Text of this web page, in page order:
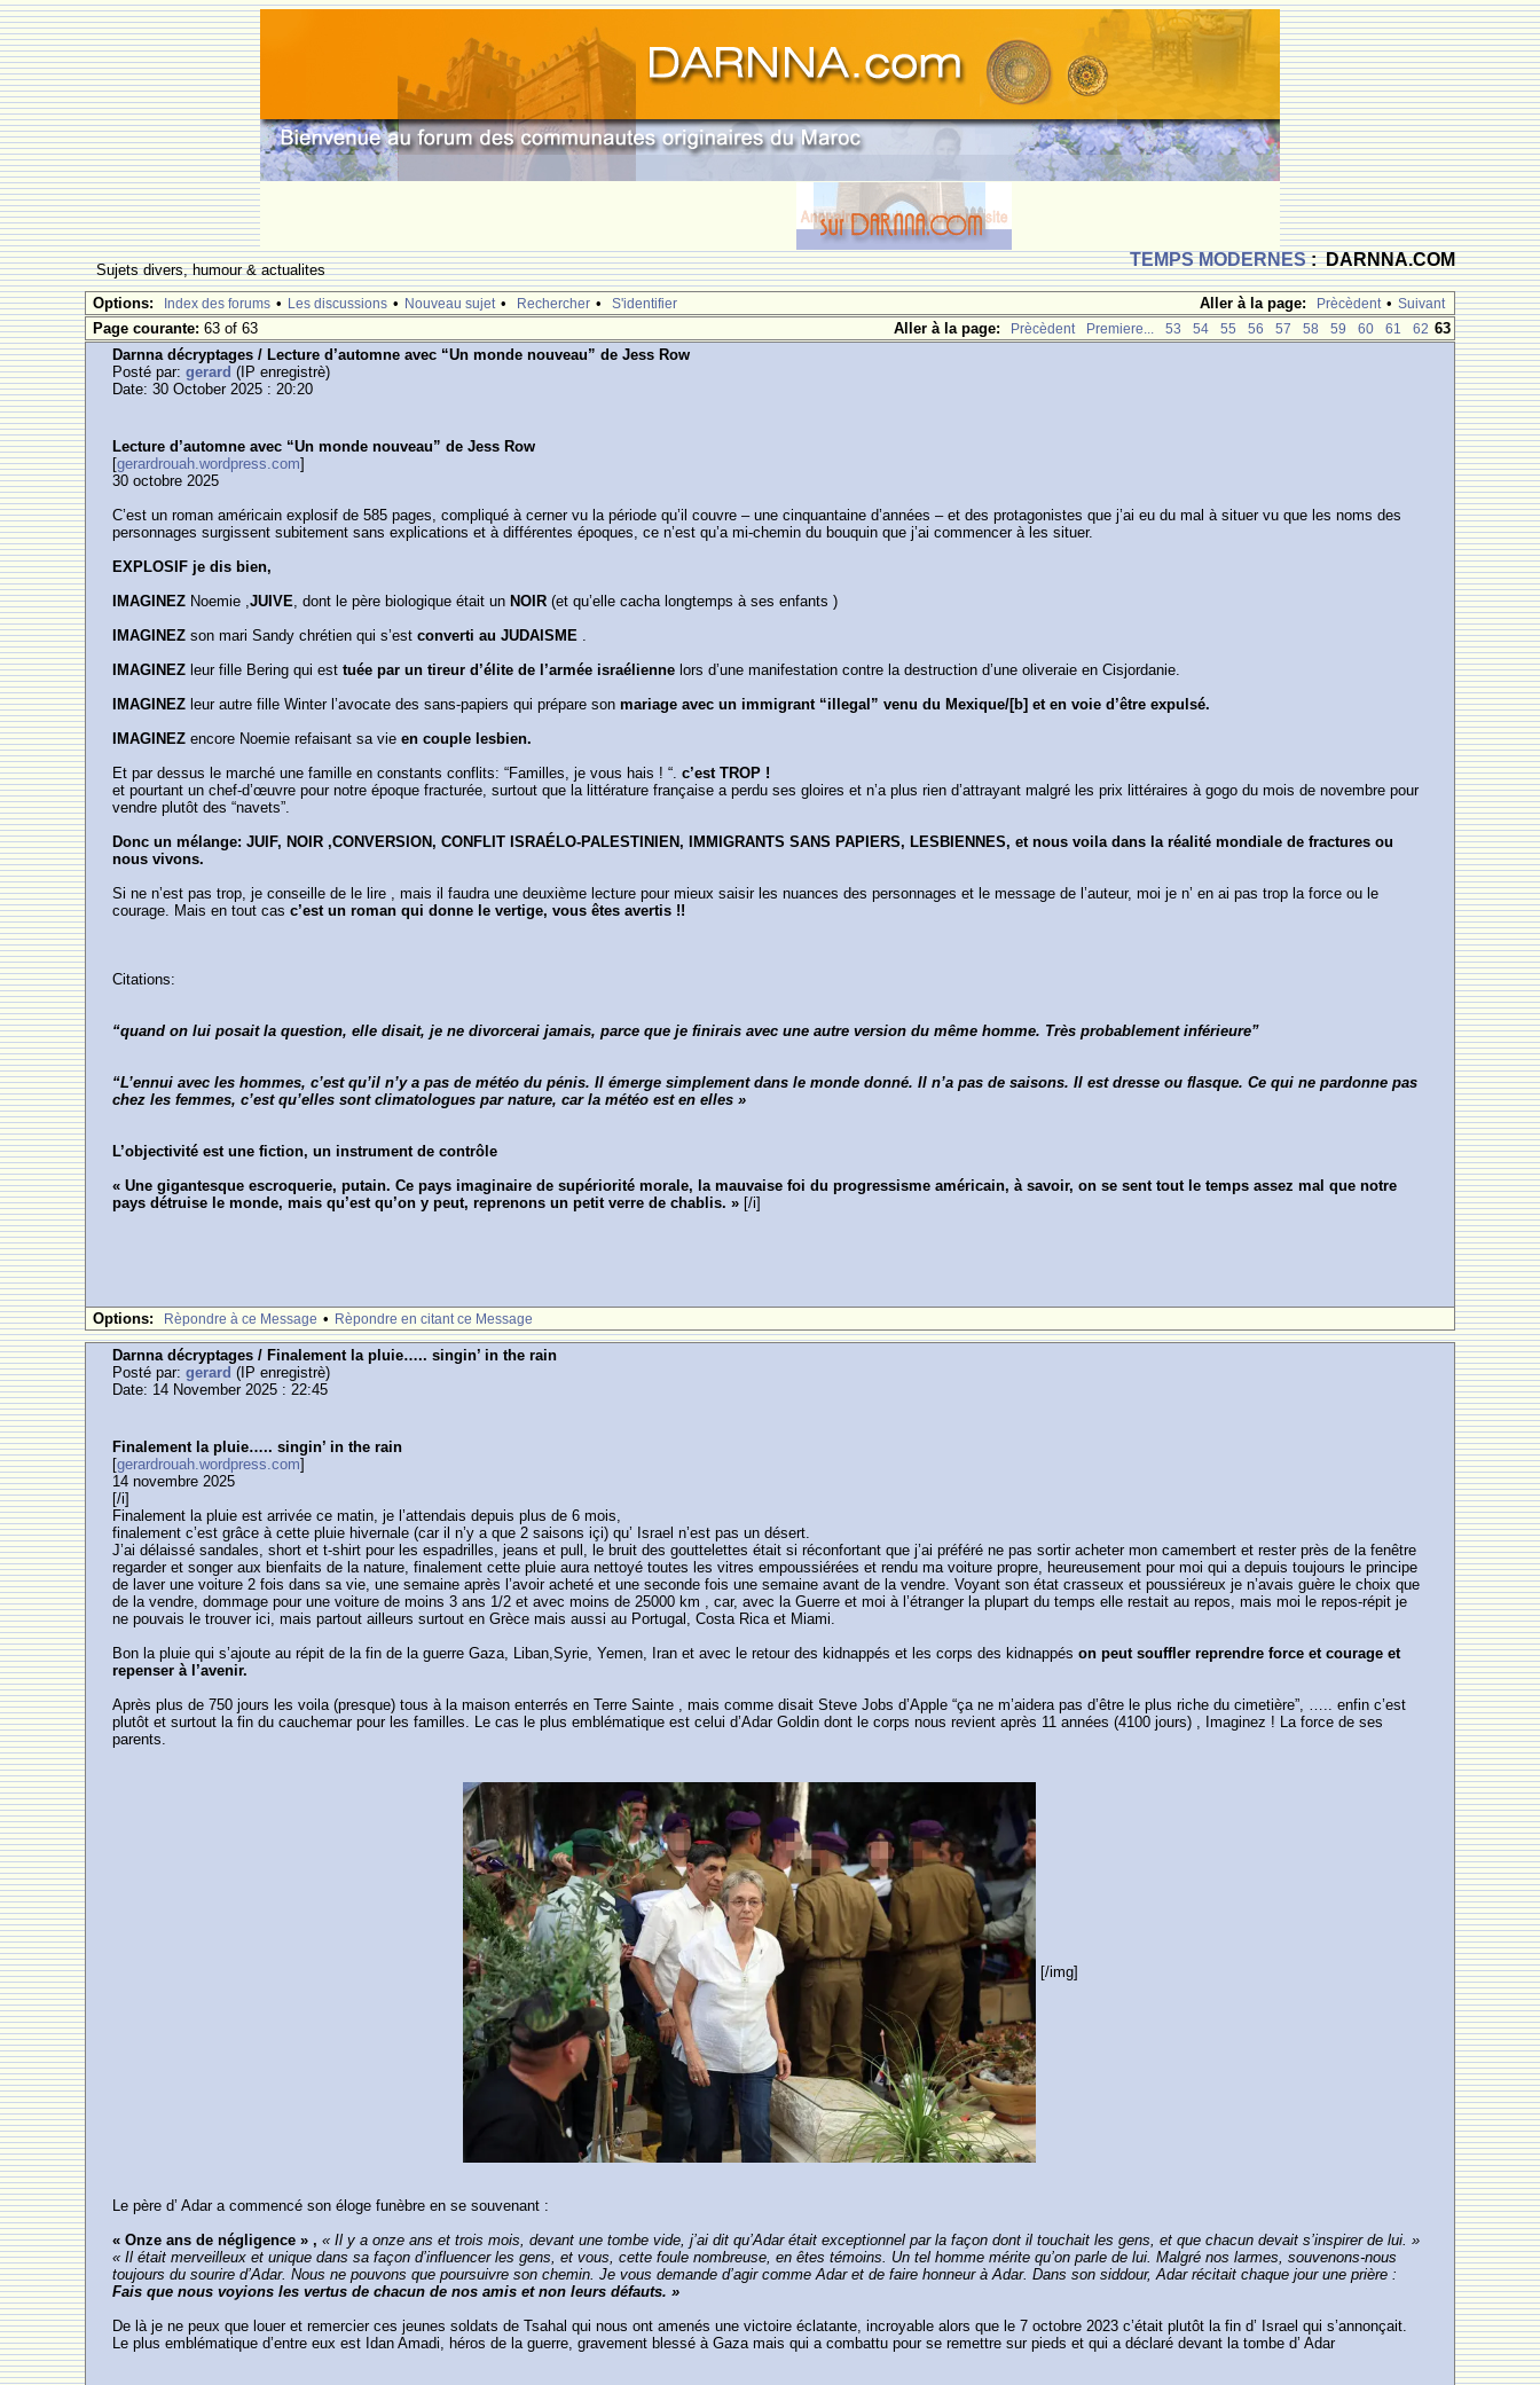
TEMPS MODERNES: DARNNA.COM
Sujets divers, humour & actualites
Aller à la page:
Prècèdent • Suivant
Options: Index des forums • Les discussions • Nouveau sujet • Rechercher • S'identifier
Aller à la page: Prècèdent Premiere... 53 54 55 56 57 58 59 60 61 62 63
Page courante:63 of 63
Darnna décryptages / Lecture d’automne avec “Un monde nouveau” de Jess Row
Posté par:gerard (IP enregistrè)
Date: 30 October 2025 : 20:20
Lecture d’automne avec “Un monde nouveau” de Jess Row
[gerardrouah.wordpress.com]
30 octobre 2025
C’est un roman américain explosif de 585 pages, compliqué à cerner vu la période qu’il couvre – une cinquantaine d’années – et des protagonistes que j’ai eu du mal à situer vu que les noms des
personnages surgissent subitement sans explications et à différentes époques, ce n’est qu’a mi-chemin du bouquin que j’ai commencer à les situer.
EXPLOSIF je dis bien,
IMAGINEZ Noemie ,JUIVE, dont le père biologique était un NOIR (et qu’elle cacha longtemps à ses enfants )
IMAGINEZ son mari Sandy chrétien qui s’est converti au JUDAISME .
IMAGINEZ leur fille Bering qui esttuée par un tireur d’élite de l’armée israélienne lors d’une manifestation contre la destruction d’une oliveraie en Cisjordanie.
IMAGINEZ leur autre fille Winter l’avocate des sans-papiers qui prépare son mariage avec un immigrant “illegal” venu du Mexique/[b] et en voie d’être expulsé.
IMAGINEZ encore Noemie refaisant sa vieen couple lesbien.
Et par dessus le marché une famille en constants conflits: “Familles, je vous hais ! “.c’est TROP !
et pourtant un chef-d’œuvre pour notre époque fracturée, surtout que la littérature française a perdu ses gloires et n’a plus rien d’attrayant malgré les prix littéraires à gogo du mois de novembre pour
vendre plutôt des “navets”.
Donc un mélange: JUIF, NOIR ,CONVERSION, CONFLIT ISRAÉLO-PALESTINIEN, IMMIGRANTS SANS PAPIERS, LESBIENNES, et nous voila dans la réalité mondiale de fractures ou
nous vivons.
Si ne n’est pas trop, je conseille de le lire , mais il faudra une deuxième lecture pour mieux saisir les nuances des personnages et le message de l’auteur, moi je n’ en ai pas trop la force ou le
courage. Mais en tout casc’est un roman qui donne le vertige, vous êtes avertis !!
Citations:
“quand on lui posait la question, elle disait, je ne divorcerai jamais, parce que je finirais avec une autre version du même homme. Très probablement inférieure”
“L’ennui avec les hommes, c’est qu’il n’y a pas de météo du pénis. Il émerge simplement dans le monde donné. Il n’a pas de saisons. Il est dresse ou flasque. Ce qui ne pardonne pas
chez les femmes, c’est qu’elles sont climatologues par nature, car la météo est en elles »
L’objectivité est une fiction, un instrument de contrôle
« Une gigantesque escroquerie, putain. Ce pays imaginaire de supériorité morale, la mauvaise foi du progressisme américain, à savoir, on se sent tout le temps assez mal que notre
pays détruise le monde, mais qu’est qu’on y peut, reprenons un petit verre de chablis. » [/i]
Options: Rèpondre à ce Message • Rèpondre en citant ce Message
Darnna décryptages / Finalement la pluie….. singin’ in the rain
Posté par:gerard (IP enregistrè)
Date: 14 November 2025 : 22:45
Finalement la pluie….. singin’ in the rain
[gerardrouah.wordpress.com]
14 novembre 2025
[/i]
Finalement la pluie est arrivée ce matin, je l’attendais depuis plus de 6 mois,
finalement c’est grâce à cette pluie hivernale (car il n’y a que 2 saisons içi) qu’ Israel n’est pas un désert.
J’ai délaissé sandales, short et t-shirt pour les espadrilles, jeans et pull, le bruit des gouttelettes était si réconfortant que j’ai préféré ne pas sortir acheter mon camembert et rester près de la fenêtre
regarder et songer aux bienfaits de la nature, finalement cette pluie aura nettoyé toutes les vitres empoussiérées et rendu ma voiture propre, heureusement pour moi qui a depuis toujours le principe
de laver une voiture 2 fois dans sa vie, une semaine après l’avoir acheté et une seconde fois une semaine avant de la vendre. Voyant son état crasseux et poussiéreux je n’avais guère le choix que
de la vendre, dommage pour une voiture de moins 3 ans 1/2 et avec moins de 25000 km , car, avec la Guerre et moi à l’étranger la plupart du temps elle restait au repos, mais moi le repos-répit je
ne pouvais le trouver ici, mais partout ailleurs surtout en Grèce mais aussi au Portugal, Costa Rica et Miami.
Bon la pluie qui s’ajoute au répit de la fin de la guerre Gaza, Liban,Syrie, Yemen, Iran et avec le retour des kidnappés et les corps des kidnappéson peut souffler reprendre force et courage et
repenser à l’avenir.
Après plus de 750 jours les voila (presque) tous à la maison enterrés en Terre Sainte , mais comme disait Steve Jobs d’Apple “ça ne m’aidera pas d’être le plus riche du cimetière”, ….. enfin c’est
plutôt et surtout la fin du cauchemar pour les familles. Le cas le plus emblématique est celui d’Adar Goldin dont le corps nous revient après 11 années (4100 jours) , Imaginez ! La force de ses
parents.
[/img]
Le père d’ Adar a commencé son éloge funèbre en se souvenant :
« Onze ans de négligence » , « Il y a onze ans et trois mois, devant une tombe vide, j’ai dit qu’Adar était exceptionnel par la façon dont il touchait les gens, et que chacun devait s’inspirer de lui. »
« Il était merveilleux et unique dans sa façon d’influencer les gens, et vous, cette foule nombreuse, en êtes témoins. Un tel homme mérite qu’on parle de lui. Malgré nos larmes, souvenons-nous
toujours du sourire d’Adar. Nous ne pouvons que poursuivre son chemin. Je vous demande d’agir comme Adar et de faire honneur à Adar. Dans son siddour, Adar récitait chaque jour une prière :
Fais que nous voyions les vertus de chacun de nos amis et non leurs défauts. »
De là je ne peux que louer et remercier ces jeunes soldats de Tsahal qui nous ont amenés une victoire éclatante, incroyable alors que le 7 octobre 2023 c’était plutôt la fin d’ Israel qui s’annonçait.
Le plus emblématique d’entre eux est Idan Amadi, héros de la guerre, gravement blessé à Gaza mais qui a combattu pour se remettre sur pieds et qui a déclaré devant la tombe d’ Adar